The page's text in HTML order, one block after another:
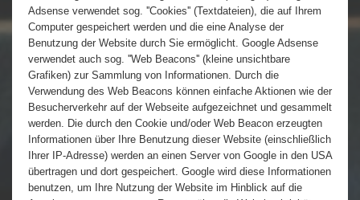
Adsense verwendet sog. ''Cookies'' (Textdateien), die auf Ihrem
Computer gespeichert werden und die eine Analyse der
Benutzung der Website durch Sie ermöglicht. Google Adsense
verwendet auch sog. ''Web Beacons'' (kleine unsichtbare
Grafiken) zur Sammlung von Informationen. Durch die
Verwendung des Web Beacons können einfache Aktionen wie der
Besucherverkehr auf der Webseite aufgezeichnet und gesammelt
werden. Die durch den Cookie und/oder Web Beacon erzeugten
Informationen über Ihre Benutzung dieser Website (einschließlich
Ihrer IP-Adresse) werden an einen Server von Google in den USA
übertragen und dort gespeichert. Google wird diese Informationen
benutzen, um Ihre Nutzung der Website im Hinblick auf die